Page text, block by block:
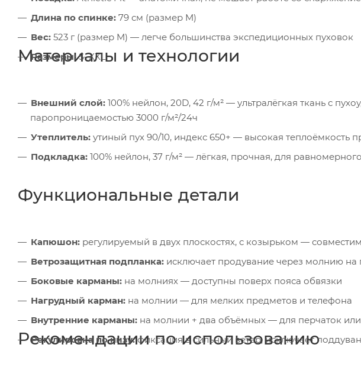
Длина по спинке: 79 см (размер M)
Вес: 523 г (размер M) — легче большинства экспедиционных пуховок
Размеры:S–XXL
Материалы и технологии
Внешний слой: 100% нейлон, 20D, 42 г/м² — ультралёгкая ткань с
паропроницаемостью 3000 г/м²/24ч
Утеплитель: утиный пух 90/10, индекс 650+ — высокая
Подкладка: 100% нейлон, 37 г/м² — лёгкая, прочная, для
Функциональные детали
Капюшон: регулируемый в двух плоскостях, с козырьком —
Ветрозащитная подпланка: исключает продувание через молнию на
Боковые карманы: на молниях — доступны поверх пояса обвязки
Нагрудный карман: на молнии — для мелких предметов и телефона
Внутренние карманы: на молнии + два объёмных — для перчаток или
Регулировка по низу:фиксация в сильный ветер, исключает
Рекомендации по использованию